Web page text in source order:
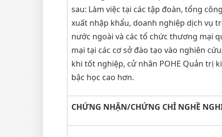
sau: Làm việc tại các tập đoàn, tổng
xuất nhập khẩu, doanh nghiệp dịch vụ
nước ngoài và các tổ chức thương mại
mại tại các cơ sở đào tạo vào nghiên
khi tốt nghiệp, cử nhân POHE Quản trị
bậc học cao hơn.
CHỨNG NHẬN/CHỨNG CHỈ NGHỀ